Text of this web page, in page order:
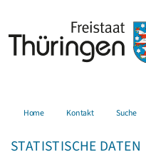
Home Kontakt Suche
STATISTISCHE DATEN